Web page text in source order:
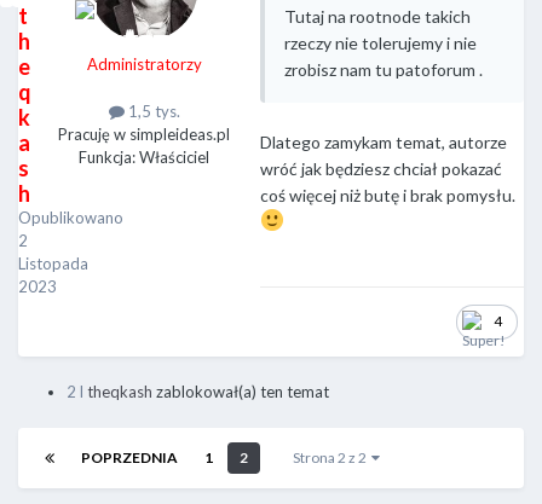
t
h
e
q
k
a
s
h
Opublikowano
2
Listopada
2023
Administratorzy
1,5 tys.
Pracuję w simpleideas.pl
Funkcja: Właściciel
Tutaj na rootnode takich
rzeczy nie tolerujemy i nie
zrobisz nam tu patoforum .
Dlatego zamykam temat, autorze
wróć jak będziesz chciał pokazać
coś więcej niż butę i brak pomysłu.
4
2 l theqkash zablokował(a) ten temat
POPRZEDNIA 1 2 Strona 2 z 2